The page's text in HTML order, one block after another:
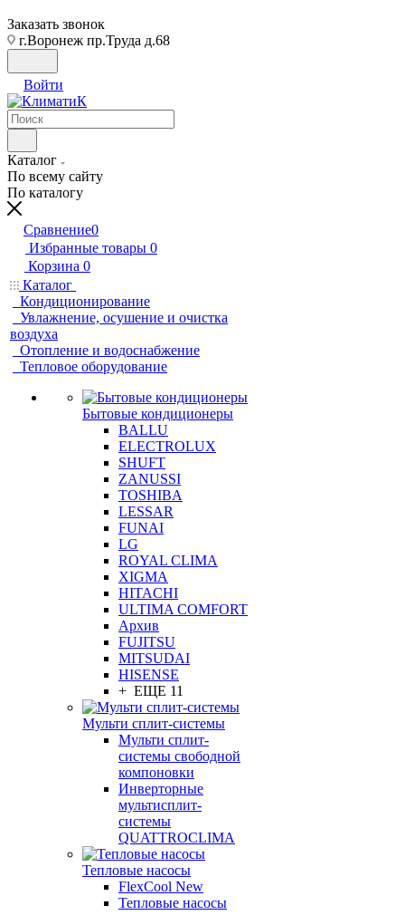
Заказать звонок
г.Воронеж пр.Труда д.68
Войти
Каталог
По всему сайту
По каталогу
Сравнение0
Избранные товары 0
Корзина 0
Каталог
Кондиционирование
Увлажнение, осушение и очистка
воздуха
Отопление и водоснабжение
Тепловое оборудование
Бытовые кондиционеры
BALLU
ELECTROLUX
SHUFT
ZANUSSI
TOSHIBA
LESSAR
FUNAI
LG
ROYAL CLIMA
XIGMA
HITACHI
ULTIMA COMFORT
Архив
FUJITSU
MITSUDAI
HISENSE
+ ЕЩЕ 11
Мульти сплит-системы
Мульти сплит-
системы свободной
компоновки
Инверторные
мультисплит-
системы
QUATTROCLIMA
Тепловые насосы
FlexCool New
Тепловые насосы